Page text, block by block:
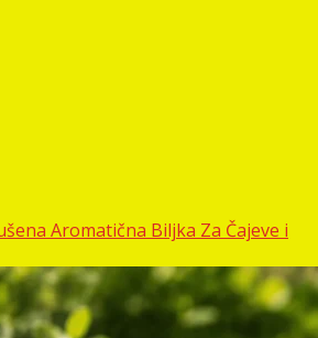
Aromatična Biljka Za Čajeve i